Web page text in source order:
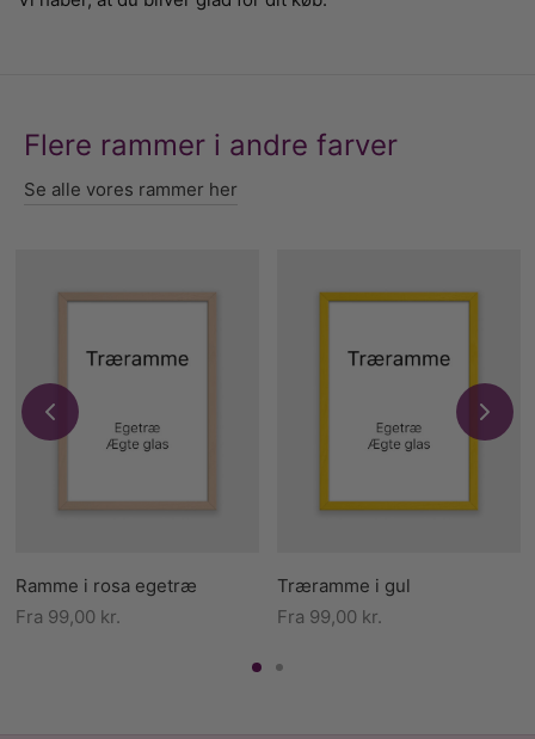
Flere rammer i andre farver
Se alle vores rammer her
Ramme i rosa egetræ
Fra 99,00 kr.
Træramme i gul
Fra 99,00 kr.